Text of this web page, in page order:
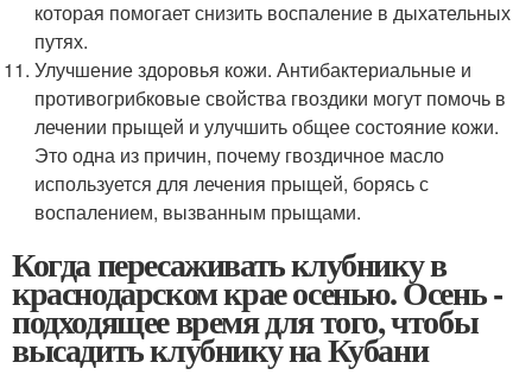
которая помогает снизить воспаление в дыхательных
путях.
Улучшение здоровья кожи. Антибактериальные и
противогрибковые свойства гвоздики могут помочь в
лечении прыщей и улучшить общее состояние кожи.
Это одна из причин, почему гвоздичное масло
используется для лечения прыщей, борясь с
воспалением, вызванным прыщами.
Когда пересаживать клубнику в
краснодарском крае осенью. Осень -
подходящее время для того, чтобы
высадить клубнику на Кубани